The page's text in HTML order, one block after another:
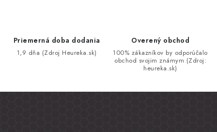
Priemerná doba dodania
1,9 dňa (Zdroj Heureka.sk)
Overený obchod
100% zákazníkov by odporúčalo
obchod svojim známym (Zdroj:
heureka.sk)